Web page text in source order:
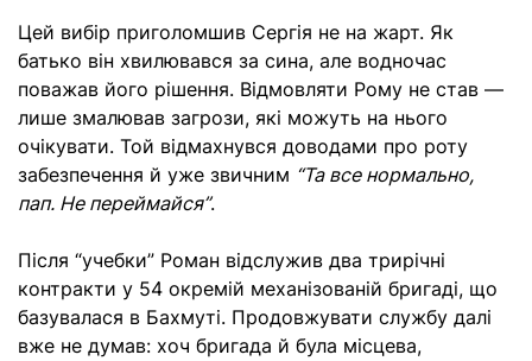
Цей вибір приголомшив Сергія не на жарт. Як
батько він хвилювався за сина, але водночас
поважав його рішення. Відмовляти Рому не став —
лише змалював загрози, які можуть на нього
очікувати. Той відмахнувся доводами про роту
забезпечення й уже звичним “Та все нормально,
пап. Не переймайся”.
Після “учебки” Роман відслужив два трирічні
контракти у 54 окремій механізованій бригаді, що
базувалася в Бахмуті. Продовжувати службу далі
вже не думав: хоч бригада й була місцева,